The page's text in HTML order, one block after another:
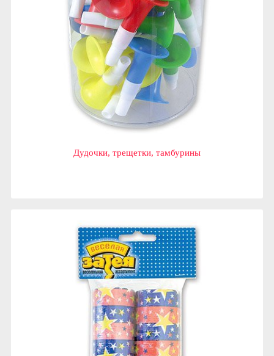
Дудочки, трещетки, тамбурины